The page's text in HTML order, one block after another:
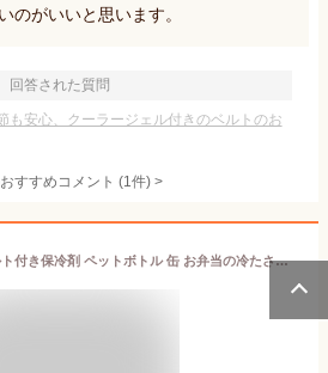
のがいいと思います。
回答された質問
も安心、クーラージェル付きのベルトのお
すすめコメント (1件) >
すみっコぐらし ベルト付き保冷剤 ペットボトル 缶 お弁当の冷たさキープ CLBB1 キャラクターグッズ ゴムベルトで固定 冷却剤 Sk479